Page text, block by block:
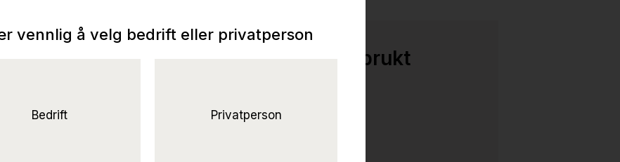
Kloss Store Pil Grå, Ubrukt
vennlig å velg bedrift eller privatperson
Bedrift Privatperson